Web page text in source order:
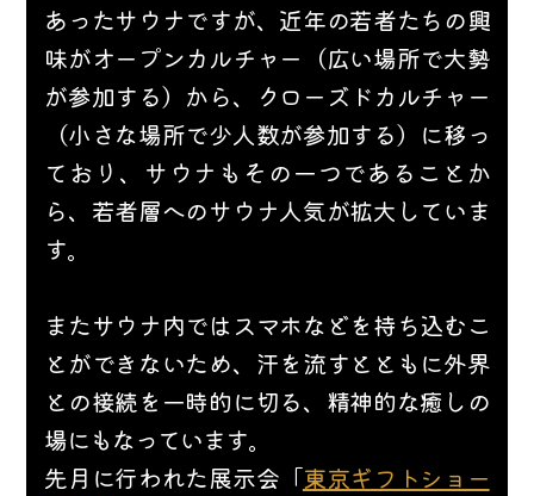
あったサウナですが、近年の若者たちの興
味がオープンカルチャー（広い場所で大勢
が参加する）から、クローズドカルチャー
（小さな場所で少人数が参加する）に移っ
ており、サウナもその一つであることか
ら、若者層へのサウナ人気が拡大していま
す。
またサウナ内ではスマホなどを持ち込むこ
とができないため、汗を流すとともに外界
との接続を一時的に切る、精神的な癒しの
場にもなっています。
先月に行われた展示会「東京ギフトショー